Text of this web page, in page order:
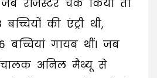
जब रजिस्टर चेक किया तो
की एंट्री थी,
गायब थीं। जब
अनिल मैथ्यू से